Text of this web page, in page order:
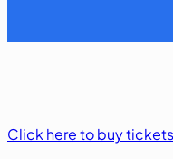
Click here to buy tickets